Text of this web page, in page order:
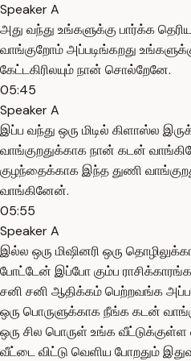
Speaker A
அது வந்து உங்களுக்கு பார்க்க
வாங்குறோம் அப்படிங்கறது
கேட்டகிரிலயும் நான் சொல்றேனே.
05:45
Speaker A
இப்ப வந்து ஒரு மிடில் கிளாஸ்ல
வாங்குறதுக்காக நான் கடன்
குழந்தைக்காக இந்த துணி
வாங்கினேன்.
05:55
Speaker A
இல்ல ஒரு மிஷினரி ஒரு
போட்டேன் இப்போ கும்ப
சனி சனி ஆதிக்கம் பெற்றவங்க
ஒரு பொருளுக்காக நீங்க கடன்
ஒரு சில பொருள் உங்க
வீட்டை விட்டு வெளிய போறதும்